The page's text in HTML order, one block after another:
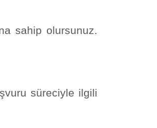
sahip olursunuz.
süreciyle ilgili